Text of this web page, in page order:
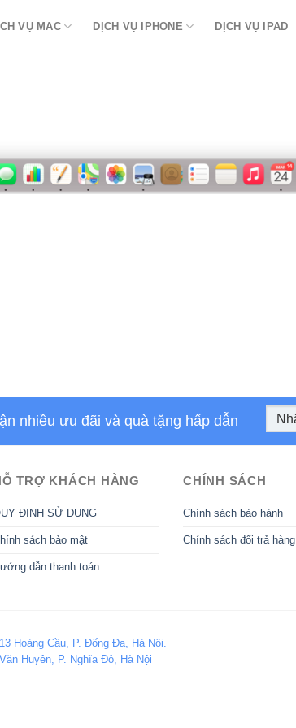
VỤ MAC DỊCH VỤ IPHONE DỊCH VỤ IPAD
nhiều ưu đãi và quà tặng hấp dẫn
TRỢ KHÁCH HÀNG
ĐỊNH SỬ DỤNG
sách bảo mật
dẫn thanh toán
CHÍNH SÁCH
Chính sách bảo hành
Chính sách đổi trả hàng
Hoàng Cầu, P. Đống Đa, Hà Nội.
Huyên, P. Nghĩa Đô, Hà Nội